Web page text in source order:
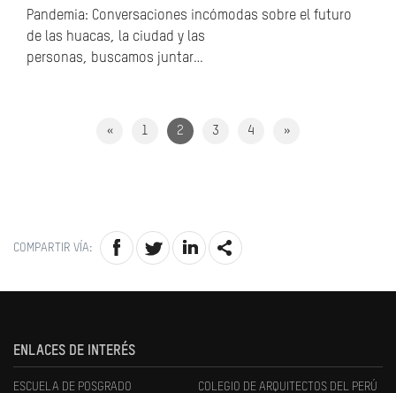
Pandemia: Conversaciones incómodas sobre el futuro
de las huacas, la ciudad y las
personas, buscamos juntar…
« 1 2 3 4 »
COMPARTIR VÍA:
ENLACES DE INTERÉS
ESCUELA DE POSGRADO COLEGIO DE ARQUITECTOS DEL PERÚ